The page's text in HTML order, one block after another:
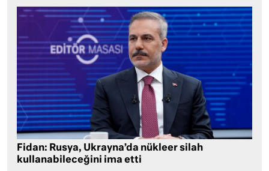
Fidan: Rusya, Ukrayna’da nükleer silah
kullanabileceğini ima etti